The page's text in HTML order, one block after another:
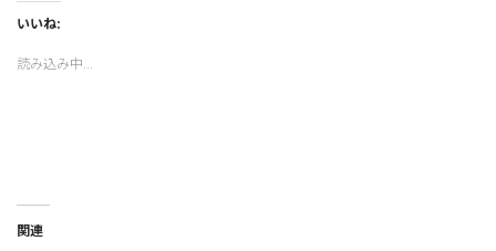
いいね:
読み込み中...
関連